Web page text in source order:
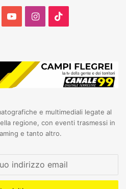
YouTubeInstagram
e multimediali legate al
regione, con eventi trasmessi in
e tanto altro.